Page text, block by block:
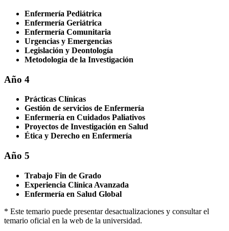
Enfermería Pediátrica
Enfermería Geriátrica
Enfermería Comunitaria
Urgencias y Emergencias
Legislación y Deontología
Metodología de la Investigación
Año 4
Prácticas Clínicas
Gestión de servicios de Enfermería
Enfermería en Cuidados Paliativos
Proyectos de Investigación en Salud
Ética y Derecho en Enfermería
Año 5
Trabajo Fin de Grado
Experiencia Clínica Avanzada
Enfermería en Salud Global
* Este temario puede presentar desactualizaciones y consultar el
temario oficial en la web de la universidad.